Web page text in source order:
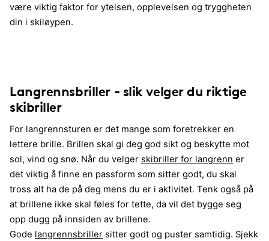
være viktig faktor for ytelsen, opplevelsen og tryggheten
din i skiløypen.
Langrennsbriller - slik velger du riktige
skibriller
For langrennsturen er det mange som foretrekker en
lettere brille. Brillen skal gi deg god sikt og beskytte mot
sol, vind og snø. Når du velger skibriller for langrenn er
det viktig å finne en passform som sitter godt, du skal
tross alt ha de på deg mens du er i aktivitet. Tenk også på
at brillene ikke skal føles for tette, da vil det bygge seg
opp dugg på innsiden av brillene.
Gode langrennsbriller sitter godt og puster samtidig. Sjekk